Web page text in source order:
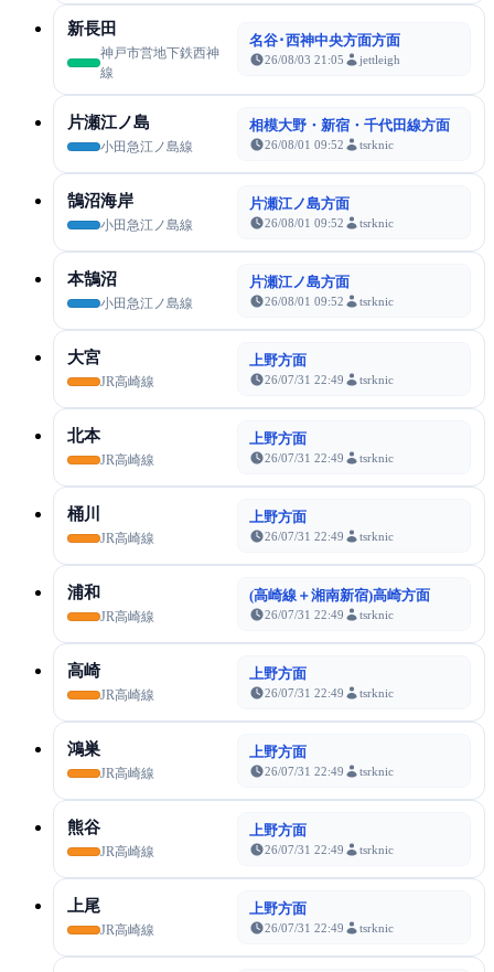
新長田
神戸市営地下鉄西神
線
名谷･西神中央方面方面
26/08/03 21:05 jettleigh
片瀬江ノ島
小田急江ノ島線
相模大野・新宿・千代田線方面
26/08/01 09:52 tsrknic
鵠沼海岸
小田急江ノ島線
片瀬江ノ島方面
26/08/01 09:52 tsrknic
本鵠沼
小田急江ノ島線
片瀬江ノ島方面
26/08/01 09:52 tsrknic
大宮
JR高崎線
上野方面
26/07/31 22:49 tsrknic
北本
JR高崎線
上野方面
26/07/31 22:49 tsrknic
桶川
JR高崎線
上野方面
26/07/31 22:49 tsrknic
浦和
JR高崎線
(高崎線＋湘南新宿)高崎方面
26/07/31 22:49 tsrknic
高崎
JR高崎線
上野方面
26/07/31 22:49 tsrknic
鴻巣
JR高崎線
上野方面
26/07/31 22:49 tsrknic
熊谷
JR高崎線
上野方面
26/07/31 22:49 tsrknic
上尾
JR高崎線
上野方面
26/07/31 22:49 tsrknic